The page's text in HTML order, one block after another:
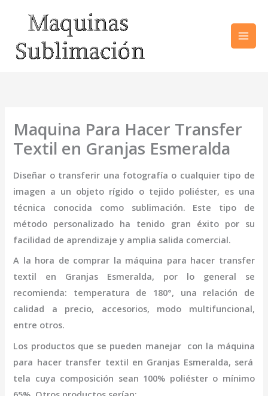
contenido
Maquina Para Hacer Transfer
Textil en Granjas Esmeralda
Diseñar o transferir una fotografía o cualquier tipo de
imagen a un objeto rígido o tejido poliéster, es una
técnica conocida como sublimación. Este tipo de
método personalizado ha tenido gran éxito por su
facilidad de aprendizaje y amplia salida comercial.
A la hora de comprar la máquina para hacer transfer
textil en Granjas Esmeralda, por lo general se
recomienda: temperatura de 180°, una relación de
calidad a precio, accesorios, modo multifuncional,
entre otros.
Los productos que se pueden manejar con la máquina
para hacer transfer textil en Granjas Esmeralda, será
tela cuya composición sean 100% poliéster o mínimo